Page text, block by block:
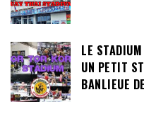
LE
UN PETIT
BANLIEUE